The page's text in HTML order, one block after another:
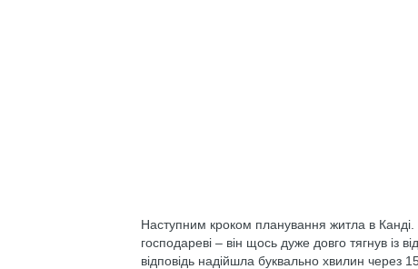
Наступним кроком планування житла в
господареві – він щось дуже довго тягнув із
відповідь надійшла буквально хвилин через